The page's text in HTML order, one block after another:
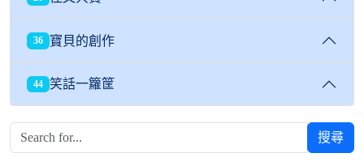
36 寶貝的創作
44 笑話一籮筐
搜尋